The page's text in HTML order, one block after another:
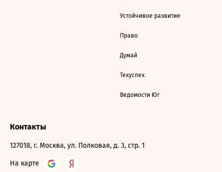
Устойчивое развитие
Право
Думай
Техуспех
Ведомости Юг
Контакты
127018, г. Москва, ул. Полковая, д. 3, стр. 1
На карте